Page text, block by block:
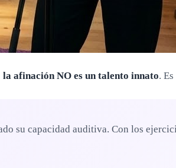
la afinación NO es un talento innato.
su capacidad auditiva. Con los